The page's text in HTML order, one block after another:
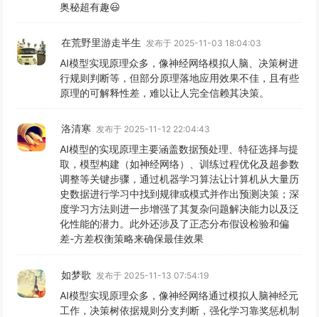
奥秘超有趣😃
在荒野里游走半生 发布于 2025-11-03 18:04:03
AI模型实现原理众多，像神经网络模拟人脑、决策树进
行规则判断等，但部分原理落地应用效果不佳，且有些
原理的可解释性差，难以让人完全信赖其决策。
洛清寒 发布于 2025-11-12 22:04:43
AI模型的实现原理主要涵盖数据预处理、特征选择与提
取，模型构建（如神经网络）、训练过程优化及超参数
调整等关键步骤，通过机器学习算法让计算机从大量历
史数据进行学习中找到规律或模式并作出预测决策；深
度学习方法则进一步增强了其复杂问题解决能力以及泛
化性能的潜力。此外还涉及了正态分布假设检验和偏
差-方差权衡策略来确保最佳效果
如梦歌 发布于 2025-11-13 07:54:19
AI模型实现原理众多，像神经网络通过模拟人脑神经元
工作，决策树依据规则分支判断，强化学习靠奖惩机制